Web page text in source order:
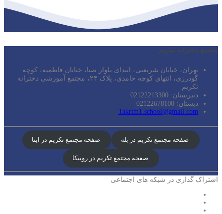
مجتمع دخترانه تکریم
تهران، خیابان شریعتی، ابتدای بلوار صبا، خیابان فاطمیه، کوچه
گودرزی، انتهای کوچه حامدی، پلاک ۲۴، مجتمع آموزشی دخترانه
تکریم
دبیرستان: 02122213300
دبستان: 02122678100
Takrim1.school@gmail.com
صفحه مجتمع تکریم در بله صفحه مجتمع تکریم در ایتا
صفحه مجتمع تکریم در روبیکا
اشتراک گذاری در شبکه های اجتماعی